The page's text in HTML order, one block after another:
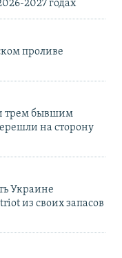
2027 годах
проливе
трем бывшим
на сторону
Украине
из своих запасов